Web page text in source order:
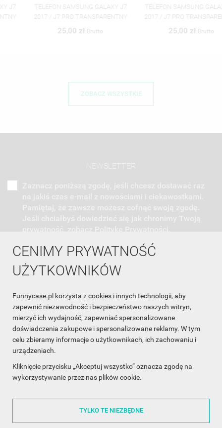
CENIMY PRYWATNOŚĆ
UŻYTKOWNIKÓW
Funnycase.pl korzysta z cookies i innych technologii, aby
zapewnić niezawodność i bezpieczeństwo naszych witryn,
mierzyć ich wydajność, zapewniać spersonalizowane
doświadczenia zakupowe i spersonalizowane reklamy. W tym
celu zbieramy informacje o użytkownikach, ich zachowaniu i
urządzeniach.
Kliknięcie przycisku „Akceptuj wszystko” oznacza zgodę na
wykorzystywanie przez nas plików cookie.
TYLKO TE NIEZBĘDNE
TELEFON SAMSUNG GALAXY J7
2017 / J7 PRO TRANSPARENTNY
25,00 zł Brutto
TELEFON SAMSUNG GALAXY J7
2017 / J7 PRO TRANSPARENTNY
25,00 złBrutto
ZOBACZ WSZYSTKIE
NEWSLETTER
INFORMACJA O SKLEPIE
INFORMACJE
OBSŁUGA KLIENTA
WSPÓŁPRACA
ŚLEDŹ NAS NA FACEBOOKU